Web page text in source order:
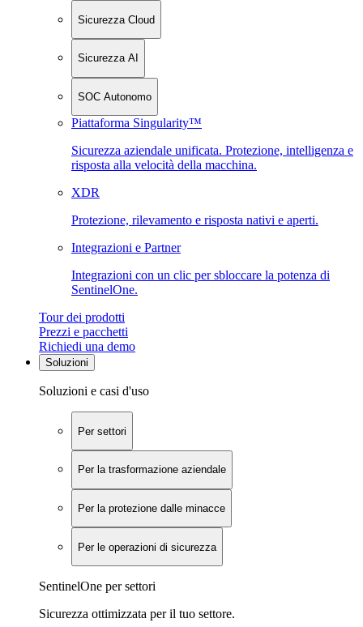
Sicurezza Cloud
Sicurezza AI
SOC Autonomo
Piattaforma Singularity™
Sicurezza aziendale unificata. Protezione, intelligenza e
risposta alla velocità della macchina.
XDR
Protezione, rilevamento e risposta nativi e aperti.
Integrazioni e Partner
Integrazioni con un clic per sbloccare la potenza di
SentinelOne.
Tour dei prodotti
Prezzi e pacchetti
Richiedi una demo
Soluzioni
Soluzioni e casi d'uso
Per settori
Per la trasformazione aziendale
Per la protezione dalle minacce
Per le operazioni di sicurezza
SentinelOne per settori
Sicurezza ottimizzata per il tuo settore.